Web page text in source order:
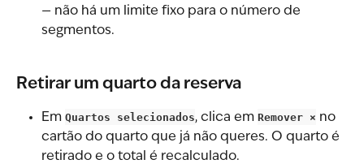
— não há um limite fixo para o número de
segmentos.
Retirar um quarto da reserva
Em Quartos selecionados, clica em Remover × no
cartão do quarto que já não queres. O quarto é
retirado e o total é recalculado.